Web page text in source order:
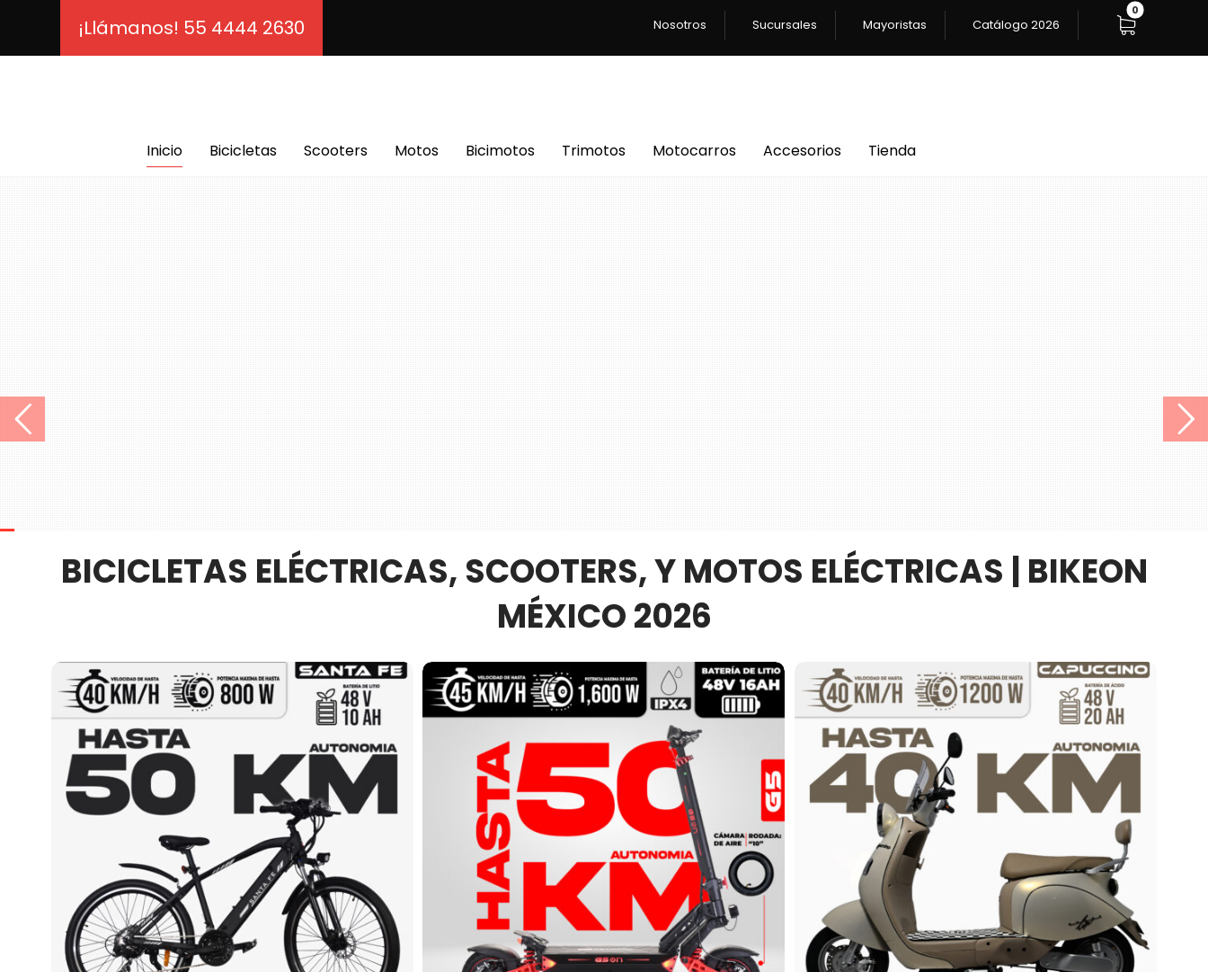
¡Llámanos! 55 4444 2630 Nosotros Sucursales Mayoristas Catálogo 2026
Inicio Bicicletas Scooters Motos Bicimotos Trimotos Motocarros Accesorios Tienda
BICICLETAS ELÉCTRICAS, SCOOTERS, Y MOTOS ELÉCTRICAS | BIKEON
MÉXICO 2026